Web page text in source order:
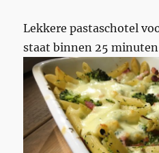
Lekkere pastaschotel
staat binnen 25